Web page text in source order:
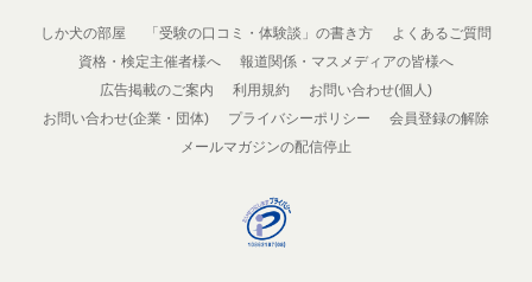
しか犬の部屋 「受験の口コミ・体験談」の書き方
よくあるご質問
資格・検定主催者様へ
報道関係・マスメディアの皆様へ
広告掲載のご案内
利用規約
お問い合わせ(個人)
お問い合わせ(企業・団体)
プライバシーポリシー
会員登録の解除
メールマガジンの配信停止